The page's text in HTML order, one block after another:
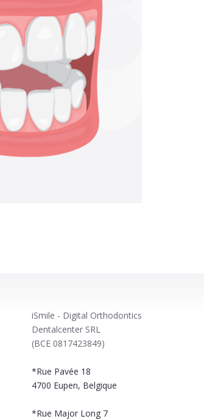
iSmile - Digital Orthodontics
Dentalcenter SRL
(BCE 0817423849)
*Rue Pavée 18
4700 Eupen, Belgique
*Rue Major Long 7